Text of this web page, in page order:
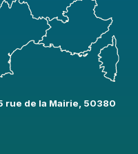
rue de la Mairie, 50380